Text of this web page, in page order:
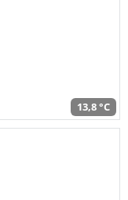
13,8 °C